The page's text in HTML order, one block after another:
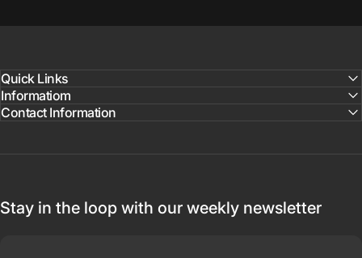
Quick Links
Informatiom
Contact Information
Stay in the loop with our weekly newsletter